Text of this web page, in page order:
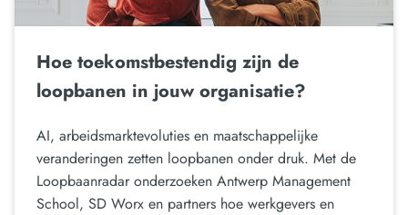
Hoe toekomstbestendig zijn de
loopbanen in jouw organisatie?
AI, arbeidsmarktevoluties en maatschappelijke
veranderingen zetten loopbanen onder druk. Met de
Loopbaanradar onderzoeken Antwerp Management
School, SD Worx en partners hoe werkgevers en